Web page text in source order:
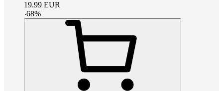
19.99 EUR
-68%